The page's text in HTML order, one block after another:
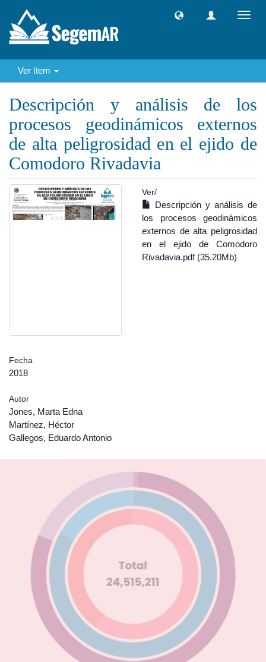
Ver ítem
Descripción y análisis de los
procesos geodinámicos externos
de alta peligrosidad en el ejido de
Comodoro Rivadavia
Ver/
Descripción y análisis de
los procesos geodinámicos
externos de alta peligrosidad
en el ejido de Comodoro
Rivadavia.pdf (35.20Mb)
Fecha
2018
Autor
Jones, Marta Edna
Martínez, Héctor
Gallegos, Eduardo Antonio